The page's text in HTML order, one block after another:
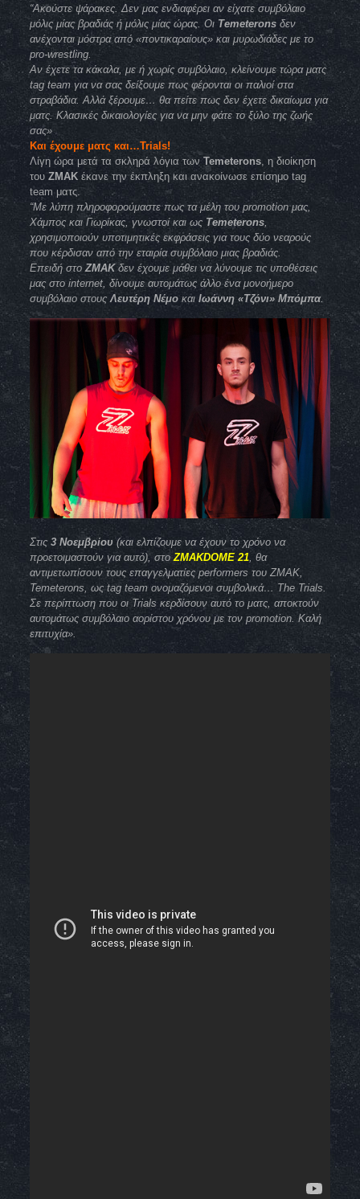
“Ακούστε ψάρακες. Δεν μας ενδιαφέρει αν είχατε συμβόλαιο
μόλις μίας βραδιάς ή μόλις μίας ώρας. ΟιTemeteronsδεν
ανέχονται μόστρα από «ποντικαραίους» και μυρωδιάδες με το
pro-wrestling.
Αν έχετε τα κάκαλα, με ή χωρίς συμβόλαιο, κλείνουμε τώρα ματς
tag team για να σας δείξουμε πως φέρονται οι παλιοί στα
στραβάδια. Αλλά ξέρουμε… θα πείτε πως δεν έχετε δικαίωμα για
ματς. Κλασικές δικαιολογίες για να μην φάτε το ξύλο της ζωής
σας»
Και έχουμε ματς και…Trials!
Λίγη ώρα μετά τα σκληρά λόγια των Temeterons, η διοίκηση
του ZMAKέκανε την έκπληξη και ανακοίνωσε επίσημο tag
team ματς.
“Με λύπη πληροφορούμαστε πως τα μέλη του promotion μας,
Χάμπος και Γιωρίκας, γνωστοί και ως Temeterons,
χρησιμοποιούν υποτιμητικές εκφράσεις για τους δύο νεαρούς
που κέρδισαν από την εταιρία συμβόλαιο μιας βραδιάς.
Επειδή στο ZMAKδεν έχουμε μάθει να λύνουμε τις υποθέσεις
μας στο internet, δίνουμε αυτομάτως άλλο ένα μονοήμερο
συμβόλαιο στους Λευτέρη Νέμοκαι Ιωάννη «Τζόνι» Μπόμπα.
Στις3 Νοεμβρίου (και ελπίζουμε να έχουν το χρόνο να
προετοιμαστούν για αυτό), στοZMAKDOME 21, θα
αντιμετωπίσουν τους επαγγελματίες performers του ZMAK,
Temeterons, ως tag team ονομαζόμενοι συμβολικά… The Trials.
Σε περίπτωση που οι Trials κερδίσουν αυτό το ματς, αποκτούν
αυτομάτως συμβόλαιο αορίστου χρόνου με τον promotion. Καλή
επιτυχία».